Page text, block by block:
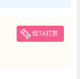
给TA打赏